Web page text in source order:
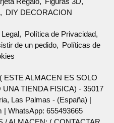
DIY DECORACION
Política de Privacidad
de un pedido
Políticas de
ESTE ALMACEN ES SOLO
TIENDA FISICA) - 35017
Las Palmas - (España) |
| WhatsApp: 655493665